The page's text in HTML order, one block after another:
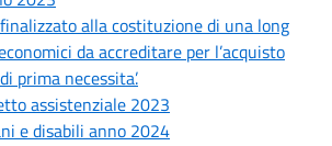
alla costituzione di una long
da accreditare per l’acquisto
prima necessita’.
assistenziale 2023
e disabili anno 2024